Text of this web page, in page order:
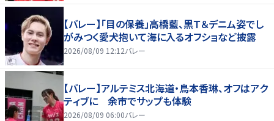
【バレー】「目の保養」高橋藍、黒Ｔ＆デニム姿でし
がみつく愛犬抱いて海に入るオフショなど披露
2026/08/09 12:12バレー
【バレー】アルテミス北海道・鳥本香琳、オフはアク
ティブに 余市でサップも体験
2026/08/09 06:00バレー